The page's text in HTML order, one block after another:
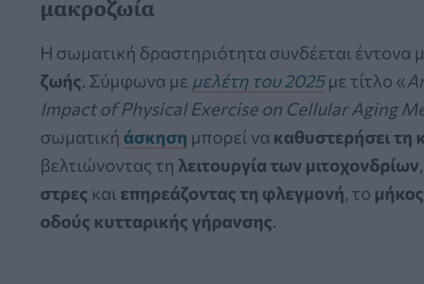
μακροζωία
Η σωματική δραστηριότητα συνδέεται έντονα
ζωής. Σύμφωνα με μελέτη του 2025με τίτλο «
Impact of Physical Exercise on Cellular Aging
σωματική άσκηση μπορεί να καθυστερήσει τη
βελτιώνοντας τη λειτουργία των μιτοχονδρίων,
στρες και επηρεάζοντας τη φλεγμονή, το
οδούς κυτταρικής γήρανσης.